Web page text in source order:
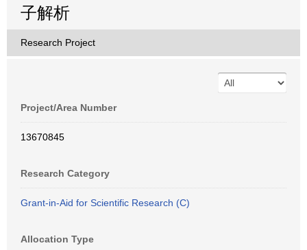
子解析
Research Project
Project/Area Number
13670845
Research Category
Grant-in-Aid for Scientific Research (C)
Allocation Type